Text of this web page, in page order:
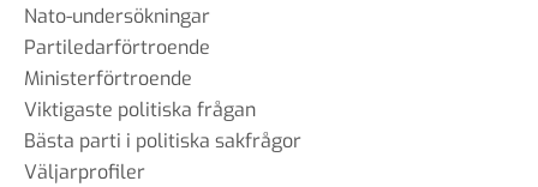
Nato-undersökningar
Partiledarförtroende
Ministerförtroende
Viktigaste politiska frågan
Bästa parti i politiska sakfrågor
Väljarprofiler